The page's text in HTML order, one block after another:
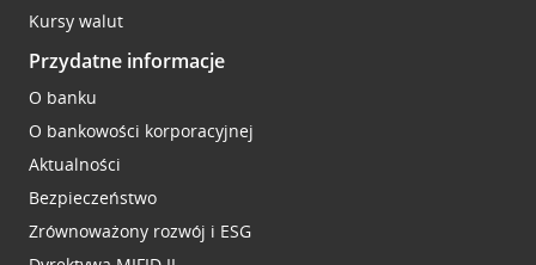
Kursy walut
Przydatne informacje
O banku
O bankowości korporacyjnej
Aktualności
Bezpieczeństwo
Zrównoważony rozwój i ESG